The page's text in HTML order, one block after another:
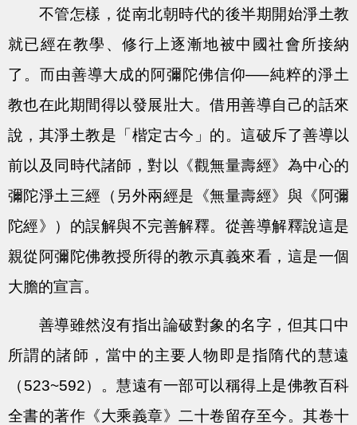
不管怎樣，從南北朝時代的後半期開始淨土教
就已經在教學、修行上逐漸地被中國社會所接納
了。而由善導大成的阿彌陀佛信仰—–純粹的淨土
教也在此期間得以發展壯大。借用善導自己的話來
說，其淨土教是「楷定古今」的。這破斥了善導以
前以及同時代諸師，對以《觀無量壽經》為中心的
彌陀淨土三經（另外兩經是《無量壽經》與《阿彌
陀經》）的誤解與不完善解釋。從善導解釋說這是
親從阿彌陀佛教授所得的教示真義來看，這是一個
大膽的宣言。
善導雖然沒有指出論破對象的名字，但其口中
所謂的諸師，當中的主要人物即是指隋代的慧遠
（523~592）。慧遠有一部可以稱得上是佛教百科
全書的著作《大乘義章》二十卷留存至今。其卷十